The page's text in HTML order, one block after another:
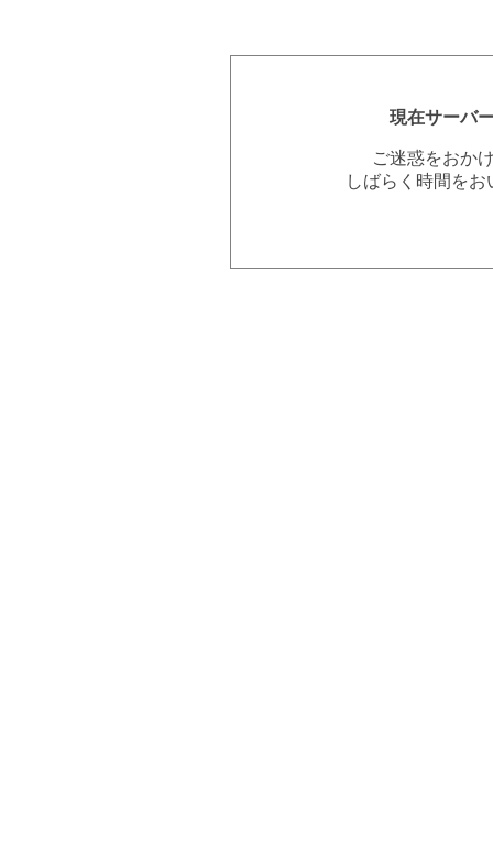
現在サーバ
ご迷惑をおか
しばらく時間を